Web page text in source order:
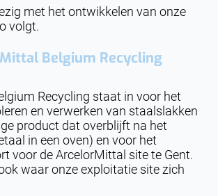
met het ontwikkelen van onze
volgt.
Belgium Recycling
Recycling staat in voor het
en verwerken van staalslakken
product dat overblijft na het
in een oven) en voor het
voor de ArcelorMittal site te Gent.
waar onze exploitatie site zich